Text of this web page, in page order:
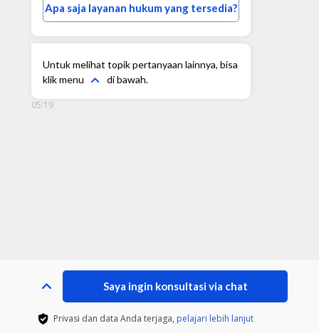
Apa saja layanan hukum yang tersedia?
Untuk melihat topik pertanyaan lainnya, bisa
klik menu
di bawah.
05:19
Saya ingin konsultasi via chat
Privasi dan data Anda terjaga, pelajari lebih lanjut